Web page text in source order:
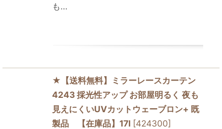
も…
★【送料無料】ミラーレースカーテン
4243 採光性アップ お部屋明るく 夜も
見えにくいUVカットウェーブロン+ 既
製品 【在庫品】17l [424300]